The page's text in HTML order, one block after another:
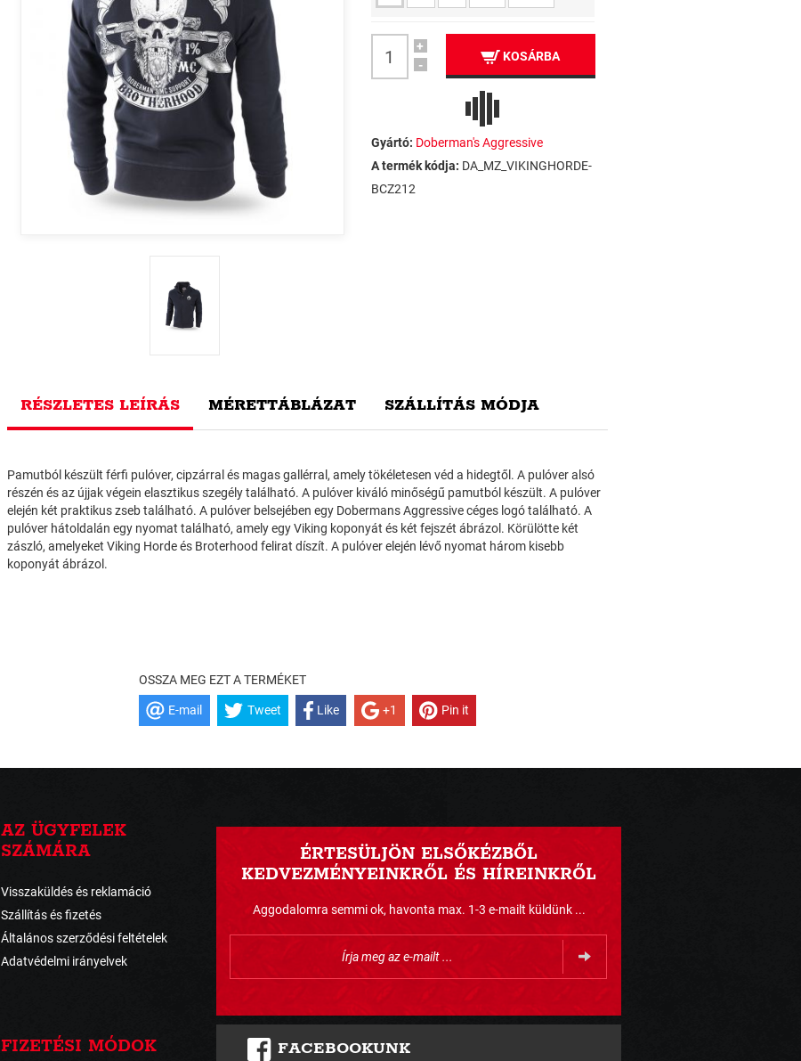
+
-
KOSÁRBA
Gyártó: Doberman's Aggressive
A termék kódja: DA_MZ_VIKINGHORDE-
BCZ212
RÉSZLETES LEÍRÁS MÉRETTÁBLÁZAT SZÁLLÍTÁS MÓDJA
Pamutból készült férfi pulóver, cipzárral és magas gallérral, amely tökéletesen véd a hidegtől. A pulóver alsó
részén és az újjak végein elasztikus szegély található. A pulóver kiváló minőségű pamutból készült. A pulóver
elején két praktikus zseb található. A pulóver belsejében egy Dobermans Aggressive céges logó található. A
pulóver hátoldalán egy nyomat található, amely egy Viking koponyát és két fejszét ábrázol. Körülötte két
zászló, amelyeket Viking Horde és Broterhood felirat díszít. A pulóver elején lévő nyomat három kisebb
koponyát ábrázol.
OSSZA MEG EZT A TERMÉKET
E-mail Tweet Like +1 Pin it
AZ ÜGYFELEK
SZÁMÁRA
Visszaküldés és reklamáció
Szállítás és fizetés
Általános szerződési feltételek
Adatvédelmi irányelvek
FIZETÉSI MÓDOK
ÉRTESÜLJÖN ELSŐKÉZBŐL
KEDVEZMÉNYEINKRŐL ÉS HÍREINKRŐL
Aggodalomra semmi ok, havonta max. 1-3 e-mailt küldünk ...
FACEBOOKUNK